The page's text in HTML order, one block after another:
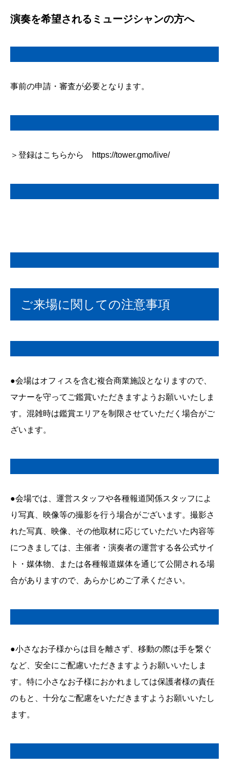
演奏を希望されるミュージシャンの方へ
事前の申請・審査が必要となります。
＞登録はこちらから https://tower.gmo/live/
ご来場に関しての注意事項
●会場はオフィスを含む複合商業施設となりますので、
マナーを守ってご鑑賞いただきますようお願いいたしま
す。混雑時は鑑賞エリアを制限させていただく場合がご
ざいます。
●会場では、運営スタッフや各種報道関係スタッフによ
り写真、映像等の撮影を行う場合がございます。撮影さ
れた写真、映像、その他取材に応じていただいた内容等
につきましては、主催者・演奏者の運営する各公式サイ
ト・媒体物、または各種報道媒体を通じて公開される場
合がありますので、あらかじめご了承ください。
●小さなお子様からは目を離さず、移動の際は手を繋ぐ
など、安全にご配慮いただきますようお願いいたしま
す。特に小さなお子様におかれましては保護者様の責任
のもと、十分なご配慮をいただきますようお願いいたし
ます。